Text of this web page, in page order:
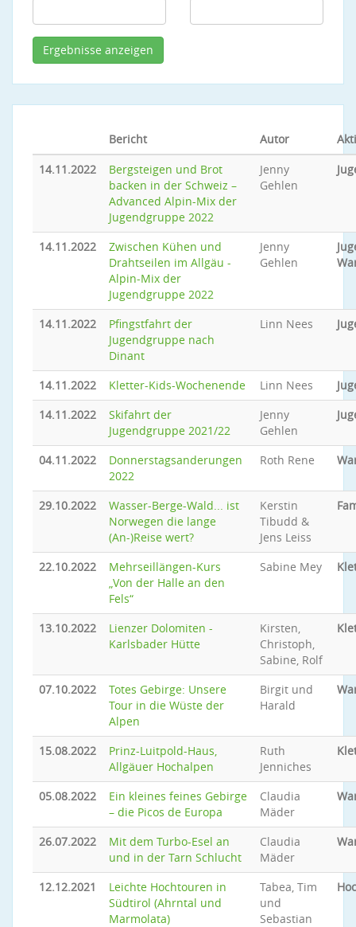
Bericht Autor
14.11.2022
Bergsteigen und Brot
backen in der Schweiz –
Advanced Alpin-Mix der
Jugendgruppe 2022
Jenny
Gehlen
14.11.2022
Zwischen Kühen und
Drahtseilen im Allgäu -
Alpin-Mix der
Jugendgruppe 2022
Jenny
Gehlen
14.11.2022
Pfingstfahrt der
Jugendgruppe nach
Dinant
Linn Nees
14.11.2022 Kletter-Kids-Wochenende Linn Nees
14.11.2022
Skifahrt der
Jugendgruppe 2021/22
Jenny
Gehlen
04.11.2022
Donnerstagsanderungen
2022
Roth Rene
29.10.2022
Wasser-Berge-Wald... ist
Norwegen die lange
(An-)Reise wert?
Kerstin
Tibudd &
Jens Leiss
22.10.2022
Mehrseillängen-Kurs
„Von der Halle an den
Fels“
Sabine Mey
13.10.2022
Lienzer Dolomiten -
Karlsbader Hütte
Kirsten,
Christoph,
Sabine, Rolf
07.10.2022
Totes Gebirge: Unsere
Tour in die Wüste der
Alpen
Birgit und
Harald
15.08.2022
Prinz-Luitpold-Haus,
Allgäuer Hochalpen
Ruth
Jenniches
05.08.2022
Ein kleines feines Gebirge
– die Picos de Europa
Claudia
Mäder
26.07.2022
Mit dem Turbo-Esel an
und in der Tarn Schlucht
Claudia
Mäder
12.12.2021
Leichte Hochtouren in
Südtirol (Ahrntal und
Marmolata)
Tabea, Tim
und
Sebastian